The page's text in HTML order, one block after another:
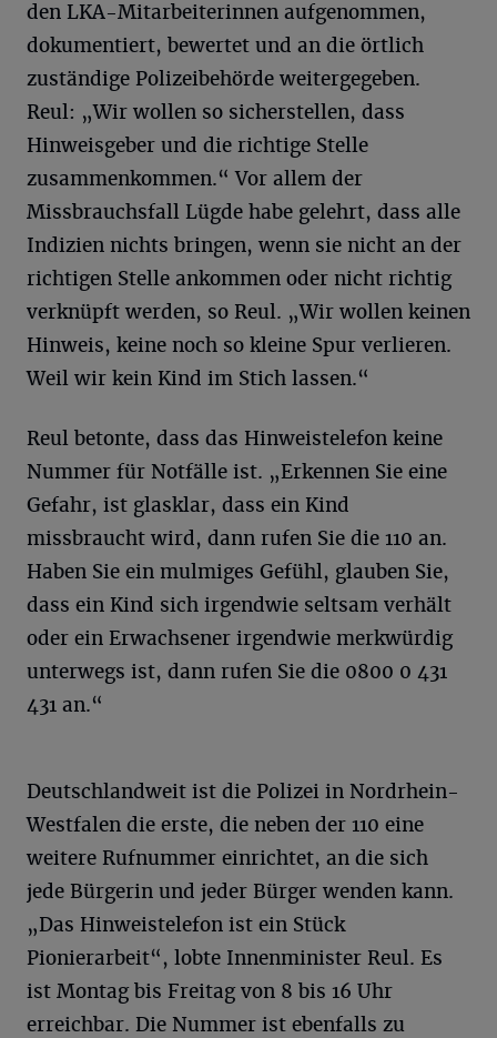
den LKA-Mitarbeiterinnen aufgenommen,
dokumentiert, bewertet und an die örtlich
zuständige Polizeibehörde weitergegeben.
Reul: „Wir wollen so sicherstellen, dass
Hinweisgeber und die richtige Stelle
zusammenkommen.“ Vor allem der
Missbrauchsfall Lügde habe gelehrt, dass alle
Indizien nichts bringen, wenn sie nicht an der
richtigen Stelle ankommen oder nicht richtig
verknüpft werden, so Reul. „Wir wollen keinen
Hinweis, keine noch so kleine Spur verlieren.
Weil wir kein Kind im Stich lassen.“
Reul betonte, dass das Hinweistelefon keine
Nummer für Notfälle ist. „Erkennen Sie eine
Gefahr, ist glasklar, dass ein Kind
missbraucht wird, dann rufen Sie die 110 an.
Haben Sie ein mulmiges Gefühl, glauben Sie,
dass ein Kind sich irgendwie seltsam verhält
oder ein Erwachsener irgendwie merkwürdig
unterwegs ist, dann rufen Sie die 0800 0 431
431 an.“
Deutschlandweit ist die Polizei in Nordrhein-
Westfalen die erste, die neben der 110 eine
weitere Rufnummer einrichtet, an die sich
jede Bürgerin und jeder Bürger wenden kann.
„Das Hinweistelefon ist ein Stück
Pionierarbeit“, lobte Innenminister Reul. Es
ist Montag bis Freitag von 8 bis 16 Uhr
erreichbar. Die Nummer ist ebenfalls zu